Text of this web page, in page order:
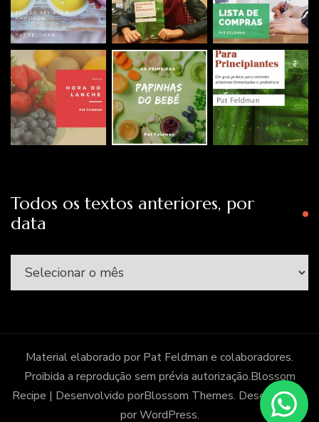
Todos os textos anteriores, por
data
Todos
os
anteriores,
por
data
Material elaborado por Pat Feldman e colaboradores.
Proibida a reprodução sem prévia autorização.Blossom
Recipe | Desenvolvido porBlossom Themes. Desenvolvido
porWordPress.